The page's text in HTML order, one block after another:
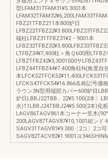
型LFAM31TFAM31¥5.3001本
FBZ21TFBZ211本800炉日
端柱LFBZ31TFBZ31¥2・9001本
LTFBZ34¥7,400柱＞角Ｑ600用
LFBZTFBZ42¥3,3001000サ
LFBZ44TFBZ44¥7.400角柱N(角度自
本
LFCKS4TFCK54¥16.866名称記号価
ラウン3N型用端部カバー600炉目
炉日LBBJ22TBB」22¥5.100(2本〕
水)11LBBJ24TBBJ24¥5.500(2本)化
LAGV86TAGV861本コーナー笠木
200LAGV87TAGV87¥10,1001組ンド
SAGV31TAGV81¥9.300〔2コ〕2コ
SAGV82TACV82¥1.9001ヨ